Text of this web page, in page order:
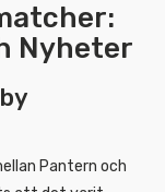
Nyheter
Pantern och